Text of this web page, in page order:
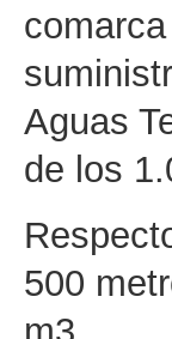
Aguas
de los
500